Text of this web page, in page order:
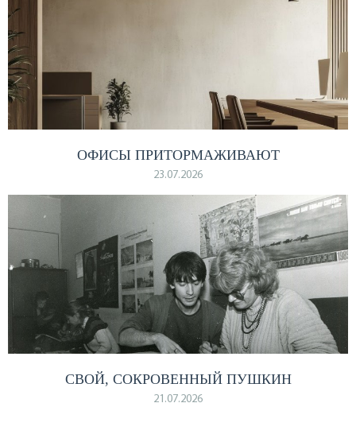
ОФИСЫ ПРИТОРМАЖИВАЮТ
23.07.2026
СВОЙ, СОКРОВЕННЫЙ ПУШКИН
21.07.2026